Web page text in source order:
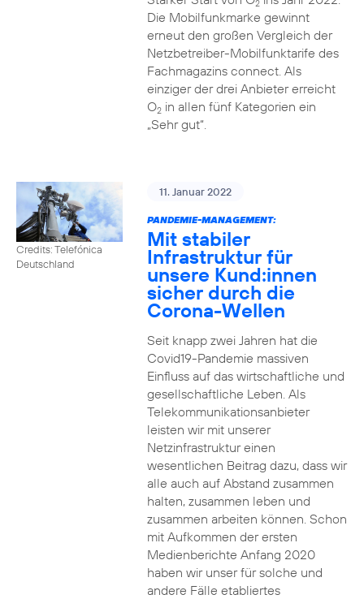
2
Die Mobilfunkmarke gewinnt
erneut den großen Vergleich der
Netzbetreiber-Mobilfunktarife des
Fachmagazins connect. Als
einziger der drei Anbieter erreicht
O2in allen fünf Kategorien ein
„Sehr gut“.
Credits: Telefónica
Deutschland
11. Januar 2022
PANDEMIE-MANAGEMENT:
Mit stabiler
Infrastruktur für
unsere Kund:innen
sicher durch die
Corona-Wellen
Seit knapp zwei Jahren hat die
Covid19-Pandemie massiven
Einfluss auf das wirtschaftliche und
gesellschaftliche Leben. Als
Telekommunikationsanbieter
leisten wir mit unserer
Netzinfrastruktur einen
wesentlichen Beitrag dazu, dass wir
alle auch auf Abstand zusammen
halten, zusammen leben und
zusammen arbeiten können. Schon
mit Aufkommen der ersten
Medienberichte Anfang 2020
haben wir unser für solche und
andere Fälle etabliertes